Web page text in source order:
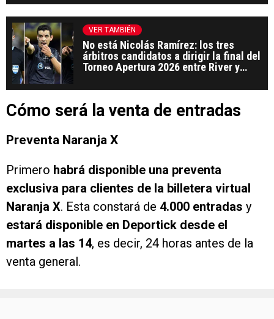
VER TAMBIÉN
No está Nicolás Ramírez: los tres
árbitros candidatos a dirigir la final del
Torneo Apertura 2026 entre River y
Cómo será la venta de entradas
Preventa Naranja X
Primero habrá disponible una preventa
exclusiva para clientes de la billetera virtual
Naranja X. Esta constará de 4.000 entradas y
estará disponible en Deportick desde el
martes a las 14, es decir, 24 horas antes de la
venta general.